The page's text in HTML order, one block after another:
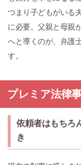
つまり子どもがいる
に必要。父親と母親
へと導くのが、弁護
す。
プレミア法律
依頼者はもちろ
き